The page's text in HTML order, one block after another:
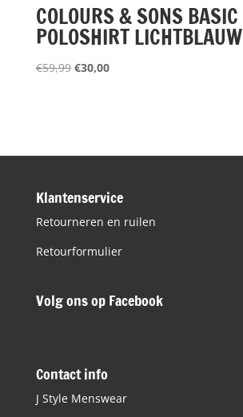
COLOURS & SONS BASIC
POLOSHIRT LICHTBLAUW
€59,99 Oorspronkelijke
€30,00Huidige
Klantenservice
Retourneren en ruilen
Retourformulier
Volg ons op Facebook
Contact info
J Style Menswear